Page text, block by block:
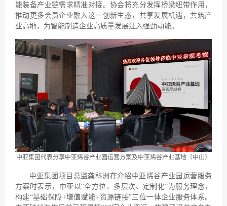
能装备产业链需求精准对接。协会将充分发挥桥梁纽带作用，
推动更多会员企业融入这一创新生态，共享发展机遇，共筑产
业高地，为智能制造企业高质量发展注入强劲动能。
中亚集团代表分享中亚烯谷产业园运营方案及中亚烯谷产业基地（中山）
中亚集团项目总监龚科洲在介绍中亚烯谷产业园运营服务
方案时表示，中亚以“全方位、多层次、定制化”为服务理念，
构建“基础保障+增值赋能+资源链接”三位一体企业服务体系。